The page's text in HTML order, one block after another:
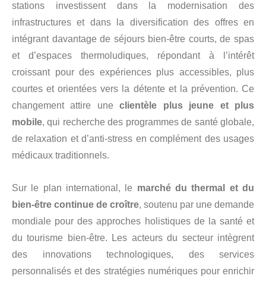
stations investissent dans la modernisation des
infrastructures et dans la diversification des offres en
intégrant davantage de séjours bien-être courts, de spas
et d’espaces thermoludiques, répondant à l’intérêt
croissant pour des expériences plus accessibles, plus
courtes et orientées vers la détente et la prévention. Ce
changement attire uneclientèle plus jeune et plus
mobile, qui recherche des programmes de santé globale,
de relaxation et d’anti-stress en complément des usages
médicaux traditionnels.
Sur le plan international, le marché du thermal et du
bien-être continue de croître, soutenu par une demande
mondiale pour des approches holistiques de la santé et
du tourisme bien-être. Les acteurs du secteur intègrent
des innovations technologiques, des services
personnalisés et des stratégies numériques pour enrichir